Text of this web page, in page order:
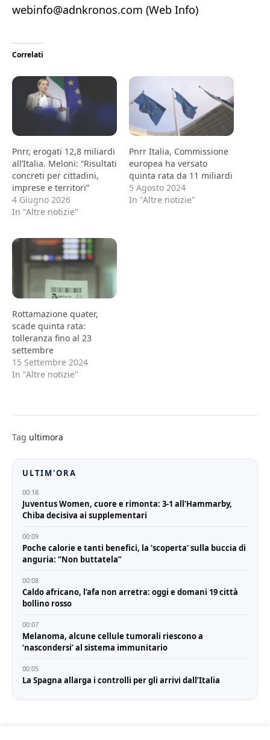
webinfo@adnkronos.com (Web Info)
Correlati
Pnrr, erogati 12,8 miliardi
all’Italia. Meloni: “Risultati
concreti per cittadini,
imprese e territori”
4 Giugno 2026
In "Altre notizie"
Pnrr Italia, Commissione
europea ha versato
quinta rata da 11 miliardi
5 Agosto 2024
In "Altre notizie"
Rottamazione quater,
scade quinta rata:
tolleranza fino al 23
settembre
15 Settembre 2024
In "Altre notizie"
Tag ultimora
ULTIM'ORA
00:18
Juventus Women, cuore e rimonta: 3-1 all’Hammarby,
Chiba decisiva ai supplementari
00:09
Poche calorie e tanti benefici, la ‘scoperta’ sulla buccia di
anguria: “Non buttatela”
00:08
Caldo africano, l’afa non arretra: oggi e domani 19 città
bollino rosso
00:07
Melanoma, alcune cellule tumorali riescono a
‘nascondersi’ al sistema immunitario
00:05
La Spagna allarga i controlli per gli arrivi dall’Italia